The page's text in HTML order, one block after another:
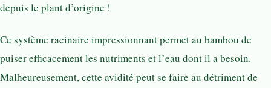
depuis le plant d’origine !
Ce système racinaire impressionnant permet au bambou de
puiser efficacement les nutriments et l’eau dont il a besoin.
Malheureusement, cette avidité peut se faire au détriment de